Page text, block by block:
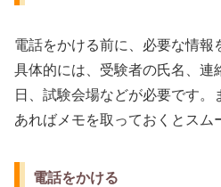
電話をかける前に、必要な情報
具体的には、受験者の氏名、連
日、試験会場などが必要です
あればメモを取っておくとスム
電話をかける